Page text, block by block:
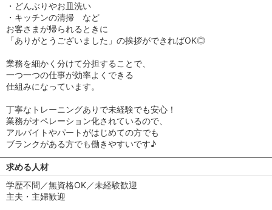
・どんぶりやお皿洗い
・キッチンの清掃 など
お客さまが帰られるときに
「ありがとうございました」の挨拶ができればOK◎
業務を細かく分けて分担することで、
一つ一つの仕事が効率よくできる
仕組みになっています。
丁寧なトレーニングありで未経験でも安心！
業務がオペレーション化されているので、
アルバイトやパートがはじめての方でも
ブランクがある方でも働きやすいです♪
求める人材
学歴不問／無資格OK／未経験歓迎
主夫・主婦歓迎